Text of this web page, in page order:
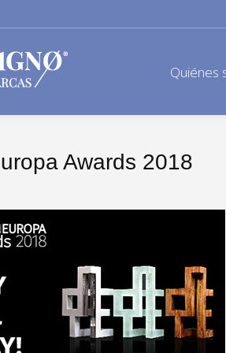
Quiénes
Awards 2018